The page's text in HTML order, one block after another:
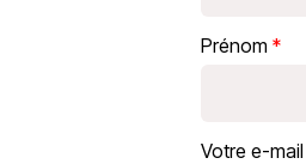
Prénom
Votre e-mail